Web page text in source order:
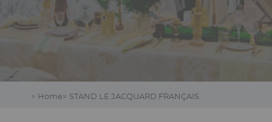
Home STAND LE JACQUARD FRANÇAIS